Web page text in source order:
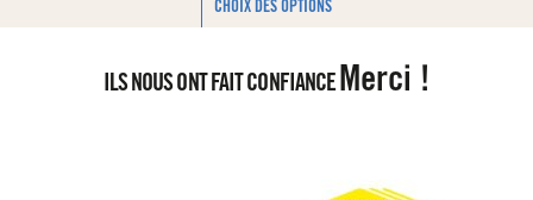
CHOIX DES OPTIONS
ILS NOUS ONT FAIT CONFIANCE Merci !